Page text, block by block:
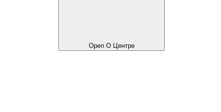
Open О Центре